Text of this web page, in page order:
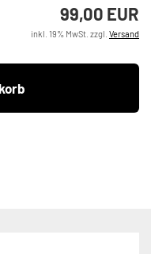
99,00 EUR
inkl. 19% MwSt. zzgl. Versand